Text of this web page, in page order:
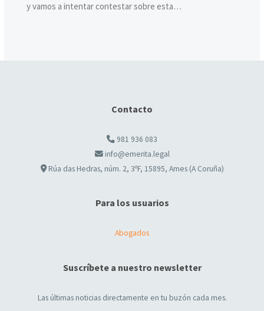
y vamos a intentar contestar sobre esta…
Contacto
981 936 083
info@emerita.legal
Rúa das Hedras, núm. 2, 3ºF, 15895, Ames (A Coruña)
Para los usuarios
Abogados
Suscríbete a nuestro newsletter
Las últimas noticias directamente en tu buzón cada mes.